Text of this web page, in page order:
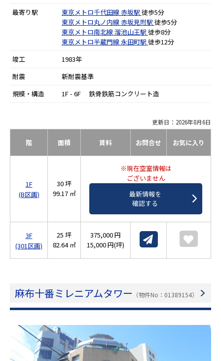
最寄り駅
東京メトロ千代田線 赤坂駅 徒歩5分
東京メトロ丸ノ内線 赤坂見附駅 徒歩5分
東京メトロ南北線溜池山王駅 徒歩8分
東京メトロ半蔵門線永田町駅 徒歩12分
竣工
1983年
耐震
新耐震基準
規模・構造
1F - 6F 鉄骨鉄筋コンクリート造
更新日：2026年8月6日
階 面積 賃料 お問合せ お気に入り
1F
(B区画)
30 坪
99.17 ㎡
※現在空室情報は
ございません
最新情報を
確認する
3F
(301区画)
25 坪
82.64 ㎡
375,000 円
15,000 円(坪)
麻布十番ミレニアムタワー （物件No：01389154）